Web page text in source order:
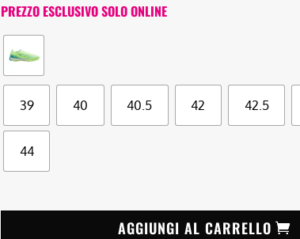
PREZZO ESCLUSIVO SOLO ONLINE
39 40 40.5 42 42.5
44
AGGIUNGI AL CARRELLO